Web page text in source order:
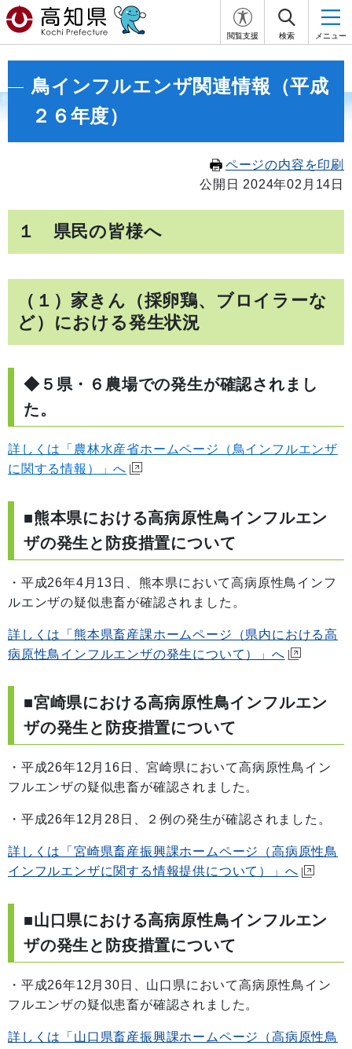
閲覧支援 検索 メニュー
鳥インフルエンザ関連情報（平成
２６年度）
ページの内容を印刷
公開日 2024年02月14日
１ 県民の皆様へ
（１）家きん（採卵鶏、ブロイラーな
ど）における発生状況
◆５県・６農場での発生が確認されまし
た。
詳しくは「農林水産省ホームページ（鳥インフルエンザ
に関する情報）」へ
■熊本県における高病原性鳥インフルエン
ザの発生と防疫措置について
・平成26年4月13日、熊本県において高病原性鳥インフ
ルエンザの疑似患畜が確認されました。
詳しくは「熊本県畜産課ホームページ（県内における高
病原性鳥インフルエンザの発生について）」へ
■宮崎県における高病原性鳥インフルエン
ザの発生と防疫措置について
・平成26年12月16日、宮崎県において高病原性鳥イン
フルエンザの疑似患畜が確認されました。
・平成26年12月28日、２例の発生が確認されました。
詳しくは「宮崎県畜産振興課ホームページ（高病原性鳥
インフルエンザに関する情報提供について）」へ
■山口県における高病原性鳥インフルエン
ザの発生と防疫措置について
・平成26年12月30日、山口県において高病原性鳥イン
フルエンザの疑似患畜が確認されました。
詳しくは「山口県畜産振興課ホームページ（高病原性鳥